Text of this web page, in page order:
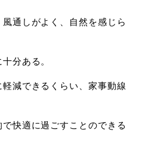
通しがよく、自然を感じら
分ある。
減できるくらい、家事動線
快適に過ごすことのできる